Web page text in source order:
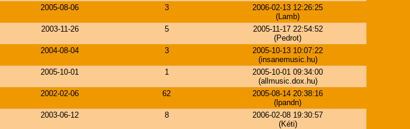
2005-08-06 3
2006-02-13 12:26:25
(Lamb)
2003-11-26 5
2005-11-17 22:54:52
(Pedrot)
2004-08-04 3
2005-10-13 10:07:22
(insanemusic.hu)
2005-10-01 1
2005-10-01 09:34:00
(allmusic.dox.hu)
2002-02-06 62
2005-08-14 20:38:16
(lpandn)
2003-06-12 8
2006-02-08 19:30:57
(Kéti)